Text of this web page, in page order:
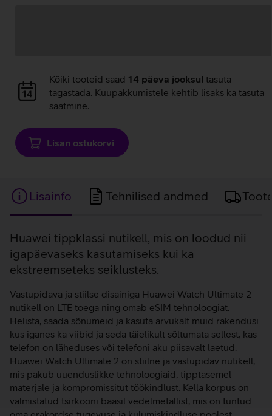
Andmete
laadimine
Kõiki tooteid saad 14 päeva jooksul tasuta
tagastada. Kuupakkumistele kehtib lisaks ka tasuta
saatmine.
Lisan ostukorvi
Lisainfo Tehnilised andmed
Lisainfo
Huawei tippklassi nutikell, mis on loodud nii
igapäevaseks kasutamiseks kui ka
ekstreemseteks seiklusteks.
Vastupidava ja stiilse disainiga Huawei Watch Ultimate 2
nutikell on LTE toega ning omab eSIM tehnoloogiat.
Helista, saada sõnumeid ja kasuta arvukalt muid rakendusi
kus iganes ka viibid ja seda täielikult sõltumata sellest, kas
telefon on läheduses või telefoni aku piisavalt laetud.
Huawei Watch Ultimate 2 on stiilne ja vastupidav nutikell,
mis pakub uuenduslikke tehnoloogiaid, tipptasemel
materjale ja kompromissitut töökindlust. Kella korpus on
valmistatud tsirkooni baasil vedelmetallist, mis on tuntud